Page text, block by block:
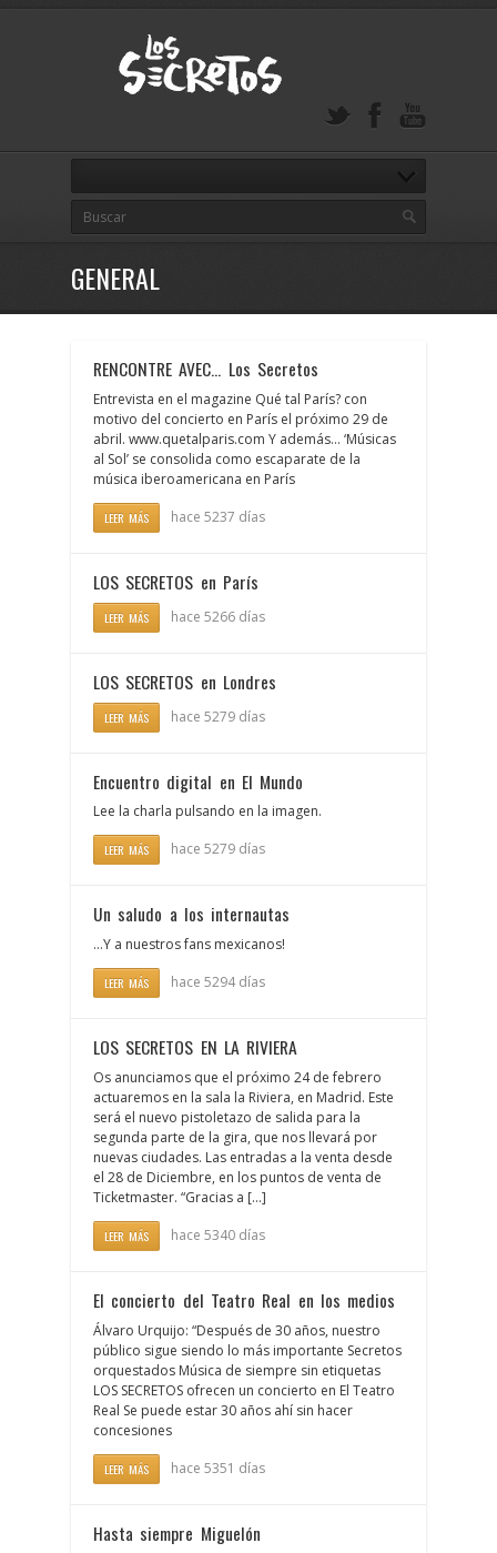
GENERAL
RENCONTRE AVEC… Los Secretos
Entrevista en el magazine Qué tal París? con
motivo del concierto en París el próximo 29 de
abril. www.quetalparis.com Y además… ‘Músicas
al Sol’ se consolida como escaparate de la
música iberoamericana en París
LEER MÁS hace 5237 días
LOS SECRETOS en París
LEER MÁS hace 5266 días
LOS SECRETOS en Londres
LEER MÁS hace 5279 días
Encuentro digital en El Mundo
Lee la charla pulsando en la imagen.
LEER MÁS hace 5279 días
Un saludo a los internautas
…Y a nuestros fans mexicanos!
LEER MÁS hace 5294 días
LOS SECRETOS EN LA RIVIERA
Os anunciamos que el próximo 24 de febrero
actuaremos en la sala la Riviera, en Madrid. Este
será el nuevo pistoletazo de salida para la
segunda parte de la gira, que nos llevará por
nuevas ciudades. Las entradas a la venta desde
el 28 de Diciembre, en los puntos de venta de
Ticketmaster. “Gracias a [...]
LEER MÁS hace 5340 días
El concierto del Teatro Real en los medios
Álvaro Urquijo: “Después de 30 años, nuestro
público sigue siendo lo más importante Secretos
orquestados Música de siempre sin etiquetas
LOS SECRETOS ofrecen un concierto en El Teatro
Real Se puede estar 30 años ahí sin hacer
concesiones
LEER MÁS hace 5351 días
Hasta siempre Miguelón